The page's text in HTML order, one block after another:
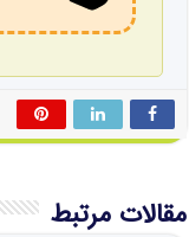
مقالات مرتبط